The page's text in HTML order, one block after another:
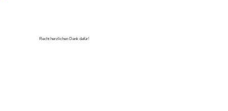
Recht herzlichen Dank dafür!